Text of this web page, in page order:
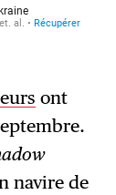
ont
navire de